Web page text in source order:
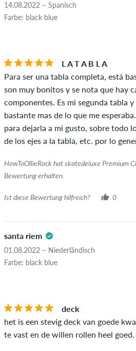
14.08.2022 – Spanisch
Farbe: black blue
L A T A B L A
Para ser una tabla completa, está
son muy bonitos y se nota que hay
componentes. Es mi segunda tabla
bastante mas de lo que me
para dejarla a mi gusto, sobre todo
de los ejes a la tabla, etc. por lo
HowToOllieRock hat skatedeluxe Premium
Bewertung erhalten.
Ist diese Bewertung hilfreich? 0
santa riem
01.08.2022 – Niederländisch
Farbe: black blue
deck
het is een stevig deck van goede
te vast en de willen rollen heel goed.